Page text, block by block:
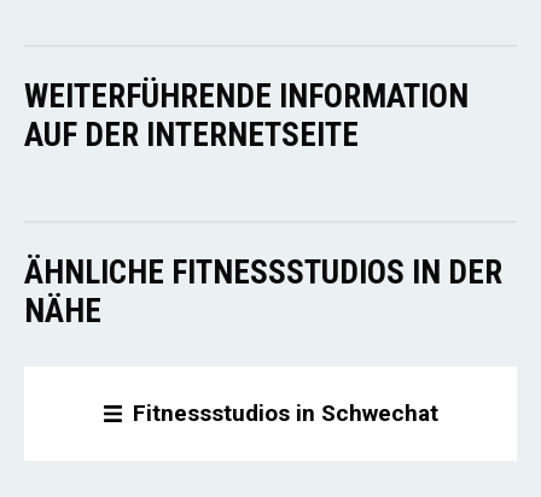
WEITERFÜHRENDE INFORMATION
AUF DER INTERNETSEITE
ÄHNLICHE FITNESSSTUDIOS IN DER
NÄHE
Fitnessstudios in Schwechat